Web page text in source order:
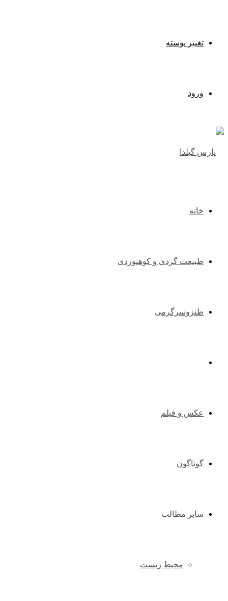
تغییر پوسته
ورود
خانه
طبیعت گردی و کوهنوردی
طنزوسرگرمی
دانستنیها
عکس و فیلم
گوناگون
سایر مطالب
محیط زیست